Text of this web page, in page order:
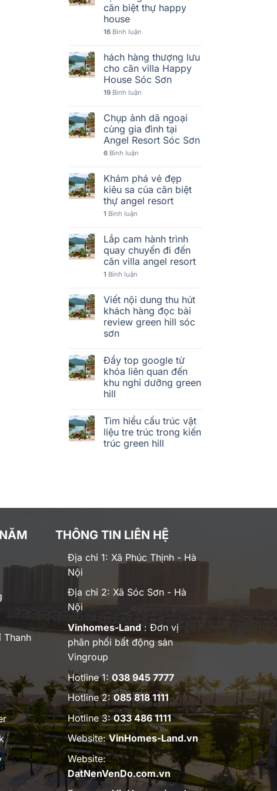
căn biệt thự happy
house
16Bình luận
hách hàng thượng lưu
cho căn villa Happy
House Sóc Sơn
19Bình luận
Chụp ảnh dã ngoại
cùng gia đình tại
Angel Resort Sóc Sơn
6Bình luận
Khám phá vẻ đẹp
kiêu sa của căn biệt
thự angel resort
1 Bình luận
Lắp cam hành trình
quay chuyến đi đến
căn villa angel resort
1 Bình luận
Viết nội dung thu hút
khách hàng đọc bài
review green hill sóc
sơn
Đẩy top google từ
khóa liên quan đến
khu nghỉ dưỡng green
hill
Tìm hiểu cấu trúc vật
liệu tre trúc trong kiến
trúc green hill
Thanh
THÔNG TIN LIÊN HỆ
Địa chỉ 1: Xã Phúc Thịnh - Hà
Nội
Địa chỉ 2: Xã Sóc Sơn - Hà
Nội
Vinhomes-Land: Đơn vị
phân phối bất động sản
Vingroup
Hotline 1:038 945 7777
Hotline 2:085 818 1111
Hotline 3:033 486 1111
Website:VinHomes-Land.vn
Website:
DatNenVenDo.com.vn